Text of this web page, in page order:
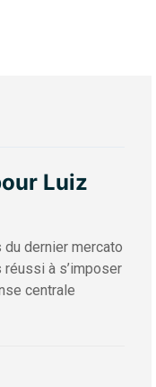
Luiz
dernier mercato
réussi à s’imposer
centrale